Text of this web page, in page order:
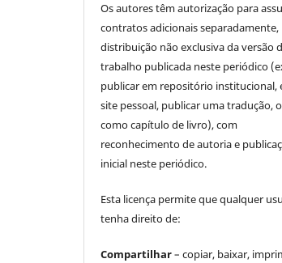
Os autores têm autorização para
contratos adicionais separadamente,
distribuição não exclusiva da versão
trabalho publicada neste periódico
publicar em repositório institucional,
site pessoal, publicar uma tradução,
como capítulo de livro), com
reconhecimento de autoria e
inicial neste periódico.
Esta licença permite que qualquer
tenha direito de:
Compartilhar– copiar, baixar,